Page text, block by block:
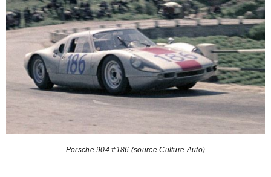
Porsche 904 #186 (source Culture Auto)